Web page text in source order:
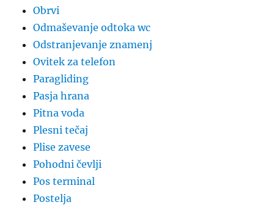
Obrvi
Odmaševanje odtoka wc
Odstranjevanje znamenj
Ovitek za telefon
Paragliding
Pasja hrana
Pitna voda
Plesni tečaj
Plise zavese
Pohodni čevlji
Pos terminal
Postelja